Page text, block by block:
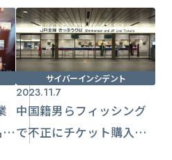
サイバーインシデント
2023.11.7
中国籍男らフィッシング
で不正にチケット購入し